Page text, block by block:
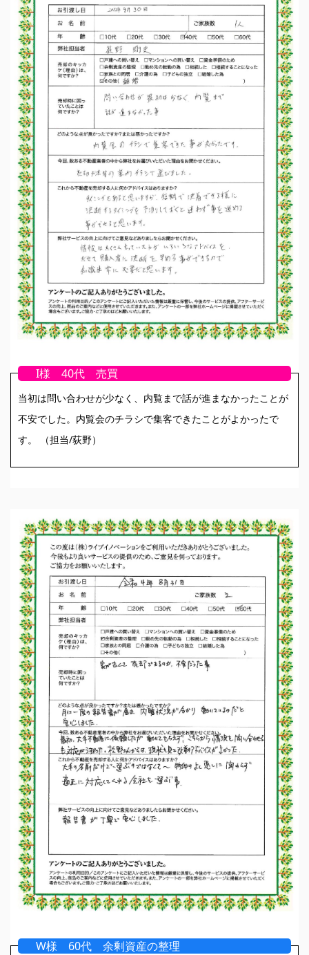
I様 40代 売買
当初は問い合わせが少なく、内覧まで話が進まなかったことが
不安でした。内覧会のチラシで集客できたことがよかったで
す。 （担当/荻野）
W様 60代 余剰資産の整理